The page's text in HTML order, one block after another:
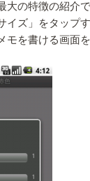
大の特徴の紹介で
イズ」をタップ
モを書ける画面